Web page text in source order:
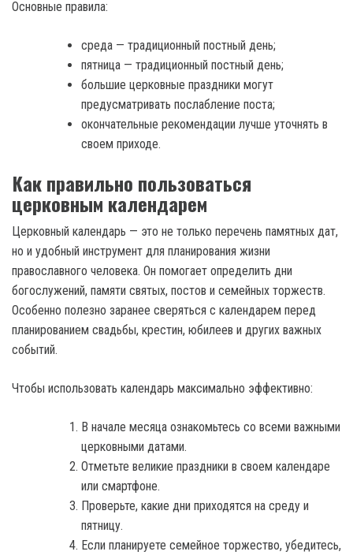
Основные правила:
среда — традиционный постный день;
пятница — традиционный постный день;
большие церковные праздники могут
предусматривать послабление поста;
окончательные рекомендации лучше уточнять в
своем приходе.
Как правильно пользоваться
церковным календарем
Церковный календарь — это не только перечень памятных дат,
но и удобный инструмент для планирования жизни
православного человека. Он помогает определить дни
богослужений, памяти святых, постов и семейных торжеств.
Особенно полезно заранее сверяться с календарем перед
планированием свадьбы, крестин, юбилеев и других важных
событий.
Чтобы использовать календарь максимально эффективно:
В начале месяца ознакомьтесь со всеми важными
церковными датами.
Отметьте великие праздники в своем календаре
или смартфоне.
Проверьте, какие дни приходятся на среду и
пятницу.
Если планируете семейное торжество, убедитесь,